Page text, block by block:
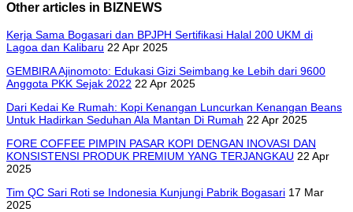
Other articles in BIZNEWS
Kerja Sama Bogasari dan BPJPH Sertifikasi Halal 200 UKM di
Lagoa dan Kalibaru 22 Apr 2025
GEMBIRA Ajinomoto: Edukasi Gizi Seimbang ke Lebih dari 9600
Anggota PKK Sejak 2022 22 Apr 2025
Dari Kedai Ke Rumah: Kopi Kenangan Luncurkan Kenangan Beans
Untuk Hadirkan Seduhan Ala Mantan Di Rumah 22 Apr 2025
FORE COFFEE PIMPIN PASAR KOPI DENGAN INOVASI DAN
KONSISTENSI PRODUK PREMIUM YANG TERJANGKAU 22 Apr
2025
Tim QC Sari Roti se Indonesia Kunjungi Pabrik Bogasari 17 Mar
2025